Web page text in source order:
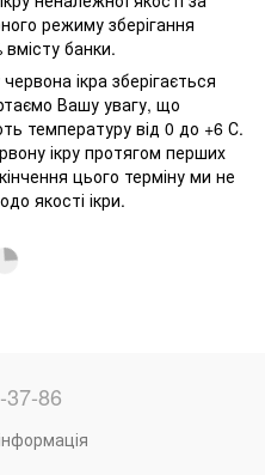
режиму зберігання
вмісту банки.
ікра зберігається
Вашу увагу, що
температуру від 0 до +6 С.
ікру протягом перших
цього терміну ми не
якості ікри.
37-86